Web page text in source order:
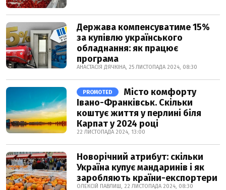
Держава компенсуватиме 15%
за купівлю українського
обладнання: як працює
програма
АНАСТАСІЯ ДЯЧКІНА, 25 ЛИСТОПАДА 2024, 08:30
PROMOTED
Місто комфорту
Івано-Франківськ. Скільки
коштує життя у перлині біля
Карпат у 2024 році
22 ЛИСТОПАДА 2024, 13:00
Новорічний атрибут: скільки
Україна купує мандаринів і як
заробляють країни-експортери
ОЛЕКСІЙ ПАВЛИШ, 22 ЛИСТОПАДА 2024, 08:30